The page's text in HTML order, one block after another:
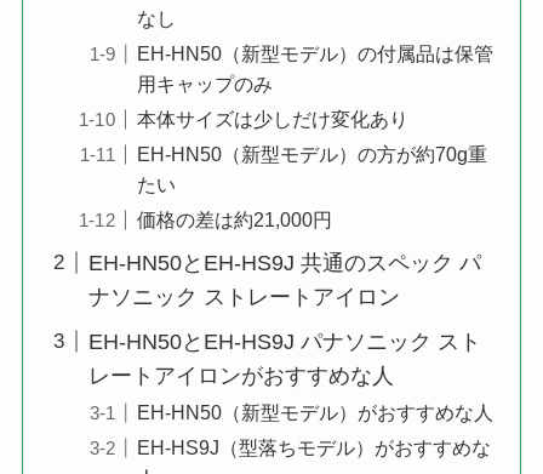
なし
EH-HN50（新型モデル）の付属品は保管
用キャップのみ
本体サイズは少しだけ変化あり
EH-HN50（新型モデル）の方が約70g重
たい
価格の差は約21,000円
EH-HN50とEH-HS9J 共通のスペック パ
ナソニック ストレートアイロン
EH-HN50とEH-HS9J パナソニック スト
レートアイロンがおすすめな人
EH-HN50（新型モデル）がおすすめな人
EH-HS9J（型落ちモデル）がおすすめな